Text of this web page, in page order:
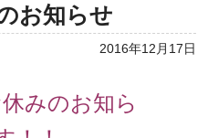
お知らせ
2016年12月17日
みのお知ら